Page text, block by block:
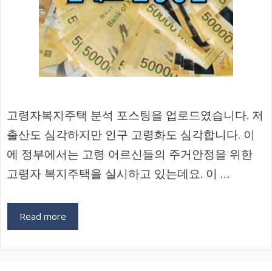
고령자복지주택 분석 포스팅을 업로드였습니다. 저
출산도 심각하지만 인구 고령화도 심각합니다. 이
에 정부에서는 고령 어르신들의 주거안정을 위한
고령자 복지주택을 실시하고 있는데요. 이 …
Read more